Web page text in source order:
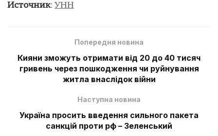
Источник: УНН
Попередня новина
Кияни зможуть отримати від 20 до 40 тисяч
гривень через пошкодження чи руйнування
житла внаслідок війни
Наступна новина
Україна просить введення сильного пакета
санкцій проти рф – Зеленський